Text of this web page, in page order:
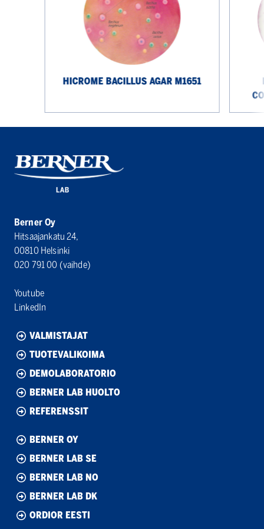
HICROME BACILLUS AGAR M1651
Berner Oy
Hitsaajankatu 24,
00810 Helsinki
020 791 00 (vaihde)
Youtube
LinkedIn
VALMISTAJAT
TUOTEVALIKOIMA
DEMOLABORATORIO
BERNER LAB HUOLTO
REFERENSSIT
BERNER OY
BERNER LAB SE
BERNER LAB NO
BERNER LAB DK
ORDIOR EESTI